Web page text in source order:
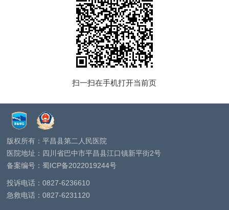
扫一扫在手机打开当前页
版权所有：平昌县第二人民医院
医院地址：四川省巴中市平昌县江口镇新平街2号
备案编号：蜀ICP备2022019244号
投诉电话：0827-6236610
急救电话：0827-6231120